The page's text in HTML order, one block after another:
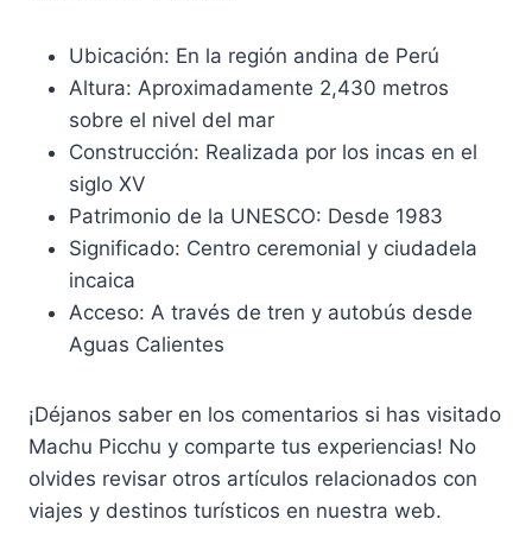
Ubicación: En la región andina de Perú
Altura: Aproximadamente 2,430 metros
sobre el nivel del mar
Construcción: Realizada por los incas en el
siglo XV
Patrimonio de la UNESCO: Desde 1983
Significado: Centro ceremonial y ciudadela
incaica
Acceso: A través de tren y autobús desde
Aguas Calientes
¡Déjanos saber en los comentarios si has visitado
Machu Picchu y comparte tus experiencias! No
olvides revisar otros artículos relacionados con
viajes y destinos turísticos en nuestra web.